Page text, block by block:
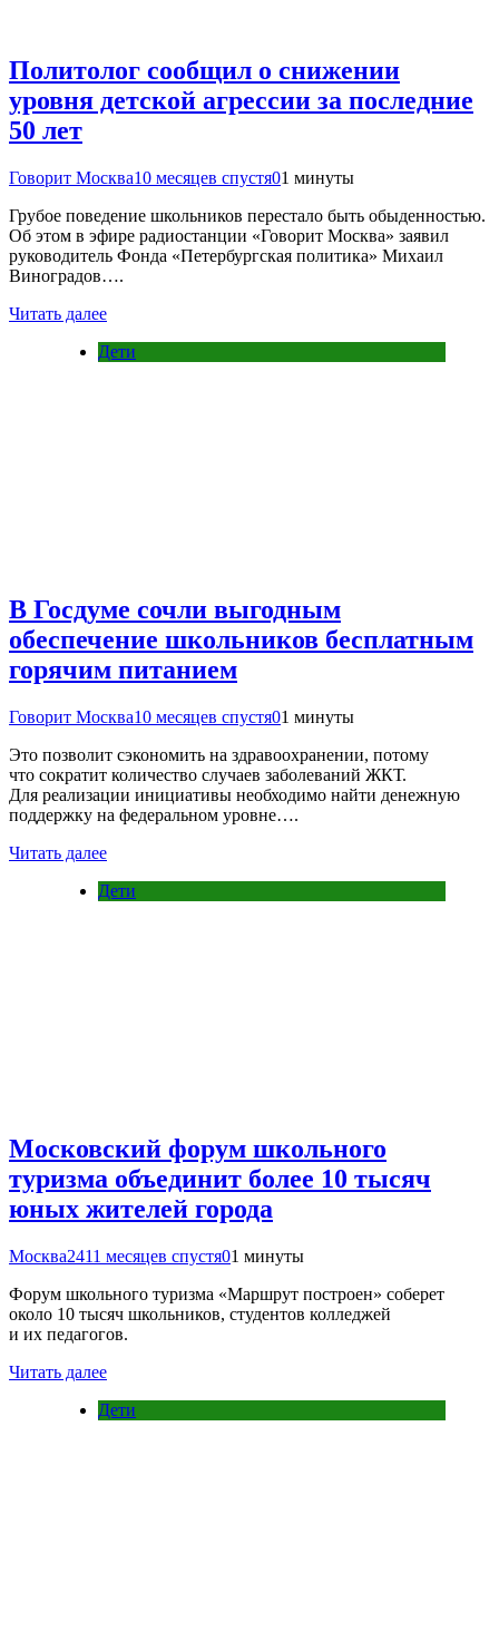
Политолог сообщил о снижении
уровня детской агрессии за последние
50 лет
Говорит Москва10 месяцев спустя01 минуты
Грубое поведение школьников перестало быть обыденностью.
Об этом в эфире радиостанции «Говорит Москва» заявил
руководитель Фонда «Петербургская политика» Михаил
Виноградов….
Читать далее
Дети
В Госдуме сочли выгодным
обеспечение школьников бесплатным
горячим питанием
Говорит Москва10 месяцев спустя01 минуты
Это позволит сэкономить на здравоохранении, потому
что сократит количество случаев заболеваний ЖКТ.
Для реализации инициативы необходимо найти денежную
поддержку на федеральном уровне….
Читать далее
Дети
Московский форум школьного
туризма объединит более 10 тысяч
юных жителей города
Москва2411 месяцев спустя01 минуты
Форум школьного туризма «Маршрут построен» соберет
около 10 тысяч школьников, студентов колледжей
и их педагогов.
Читать далее
Дети